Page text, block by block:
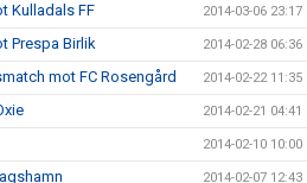
Kulladals FF 2014-03-06 23:17
Prespa Birlik 2014-02-28 06:36
mot FC Rosengård 2014-02-22 11:35
2014-02-21 04:41
2014-02-10 10:00
2014-02-07 12:43